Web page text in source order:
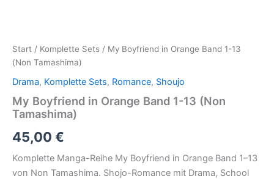
Start / Komplette Sets / My Boyfriend in Orange Band 1-13
(Non Tamashima)
Drama, Komplette Sets, Romance, Shoujo
My Boyfriend in Orange Band 1-13 (Non
Tamashima)
45,00 €
Komplette Manga-Reihe My Boyfriend in Orange Band 1–13
von Non Tamashima. Shojo-Romance mit Drama, School